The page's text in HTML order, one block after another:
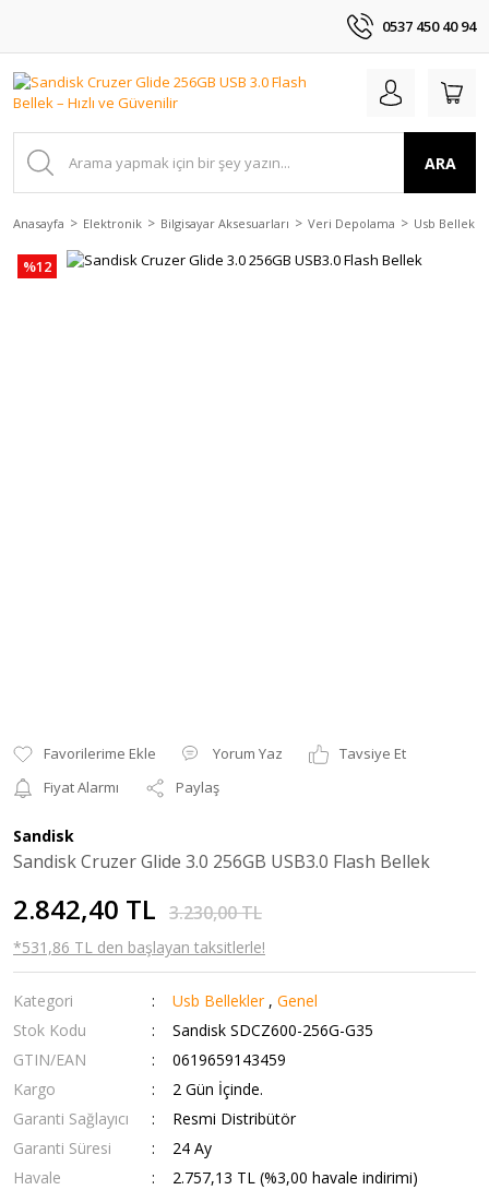
0537 450 40 94
ARA
Anasayfa Elektronik Bilgisayar Aksesuarları Veri Depolama Usb
%12
Yorum Yaz
Tavsiye Et
Fiyat Alarmı
Paylaş
Sandisk
Sandisk Cruzer Glide 3.0 256GB USB3.0 Flash Bellek
2.842,40 TL 3.230,00 TL
*531,86 TL den başlayan taksitlerle!
Kategori Usb Bellekler ,Genel
Stok Kodu
Sandisk SDCZ600-256G-G35
GTIN/EAN
0619659143459
Kargo
2 Gün İçinde.
Garanti Sağlayıcı
Resmi Distribütör
Garanti Süresi
24 Ay
Havale
2.757,13 TL (%3,00 havale indirimi)